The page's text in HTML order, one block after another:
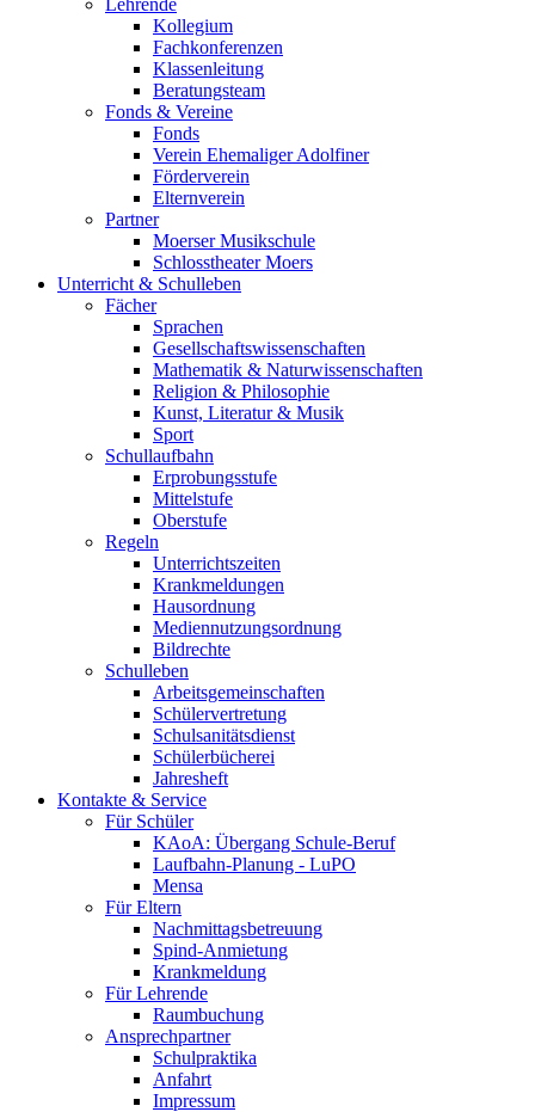
Kollegium
Fachkonferenzen
Klassenleitung
Beratungsteam
Fonds & Vereine
Fonds
Verein Ehemaliger Adolfiner
Förderverein
Elternverein
Partner
Moerser Musikschule
Schlosstheater Moers
Unterricht & Schulleben
Fächer
Sprachen
Gesellschaftswissenschaften
Mathematik & Naturwissenschaften
Religion & Philosophie
Kunst, Literatur & Musik
Sport
Schullaufbahn
Erprobungsstufe
Mittelstufe
Oberstufe
Regeln
Unterrichtszeiten
Krankmeldungen
Hausordnung
Mediennutzungsordnung
Bildrechte
Schulleben
Arbeitsgemeinschaften
Schülervertretung
Schulsanitätsdienst
Schülerbücherei
Jahresheft
Kontakte & Service
Für Schüler
KAoA: Übergang Schule-Beruf
Laufbahn-Planung - LuPO
Mensa
Für Eltern
Nachmittagsbetreuung
Spind-Anmietung
Krankmeldung
Für Lehrende
Raumbuchung
Ansprechpartner
Schulpraktika
Anfahrt
Impressum